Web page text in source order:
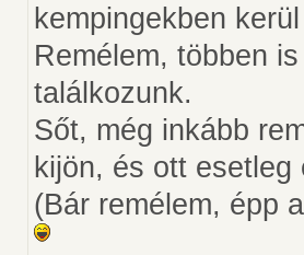
kempingekben
Remélem, többen
találkozunk.
Sőt, még inkább
kijön, és ott
(Bár remélem, épp